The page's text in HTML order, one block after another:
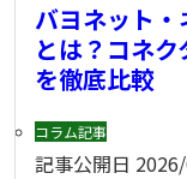
バヨネット
とは？コネ
を徹底比較
コラム記事
記事公開日